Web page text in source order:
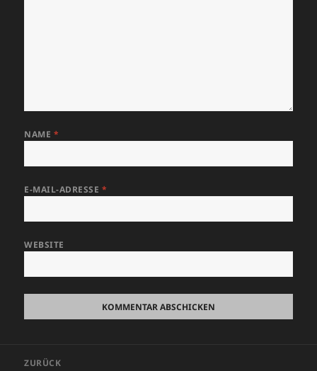
NAME *
E-MAIL-ADRESSE *
WEBSITE
ZURÜCK